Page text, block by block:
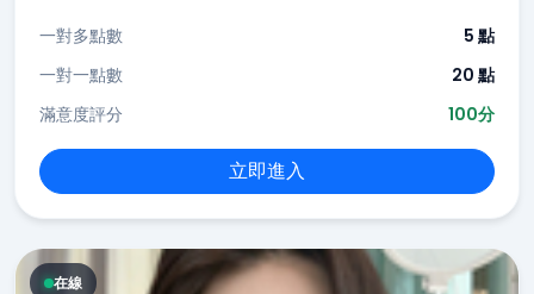
一對多點數
5 點
一對一點數
20 點
滿意度評分
100分
立即進入
在線